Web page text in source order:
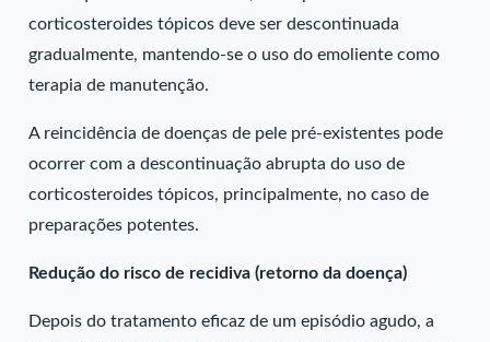
corticosteroides tópicos deve ser descontinuada
gradualmente, mantendo-se o uso do emoliente como
terapia de manutenção.
A reincidência de doenças de pele pré-existentes pode
ocorrer com a descontinuação abrupta do uso de
corticosteroides tópicos, principalmente, no caso de
preparações potentes.
Redução do risco de recidiva (retorno da doença)
Depois do tratamento eficaz de um episódio agudo, a